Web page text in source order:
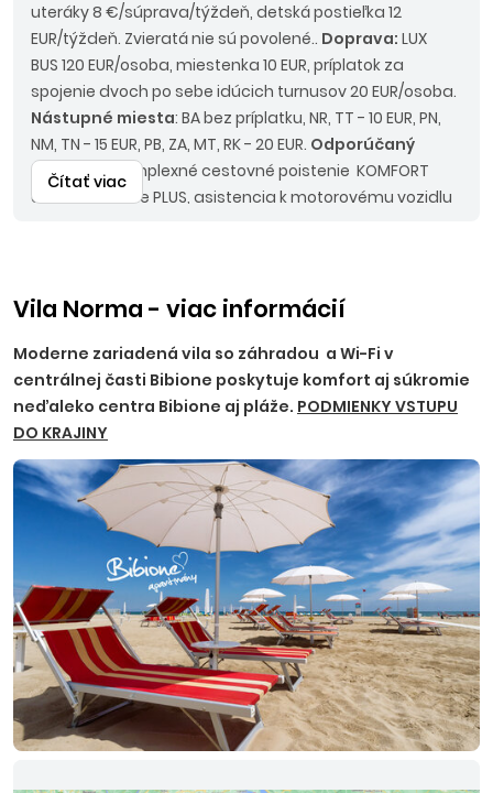
uteráky 8 €/súprava/týždeň, detská postieľka 12
EUR/týždeň. Zvieratá nie sú povolené.. Doprava: LUX
BUS 120 EUR/osoba, miestenka 10 EUR, príplatok za
spojenie dvoch po sebe idúcich turnusov 20 EUR/osoba.
Nástupné miesta: BA bez príplatku, NR, TT - 10 EUR, PN,
NM, TN - 15 EUR, PB, ZA, MT, RK - 20 EUR. Odporúčaný
doplatok : komplexné cestovné poistenie KOMFORT
alebo poistenie PLUS, asistencia k motorovému vozidlu
ukončení pobytu. Z uvedených cien nie je možné
Čítať viac
Vila Norma - viac informácií
Moderne zariadená vila so záhradou a Wi-Fi v
centrálnej časti Bibione poskytuje komfort aj súkromie
neďaleko centra Bibione aj pláže. PODMIENKY VSTUPU
DO KRAJINY